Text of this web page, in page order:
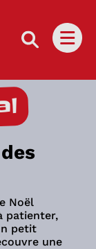
Noël
patienter,
petit
une